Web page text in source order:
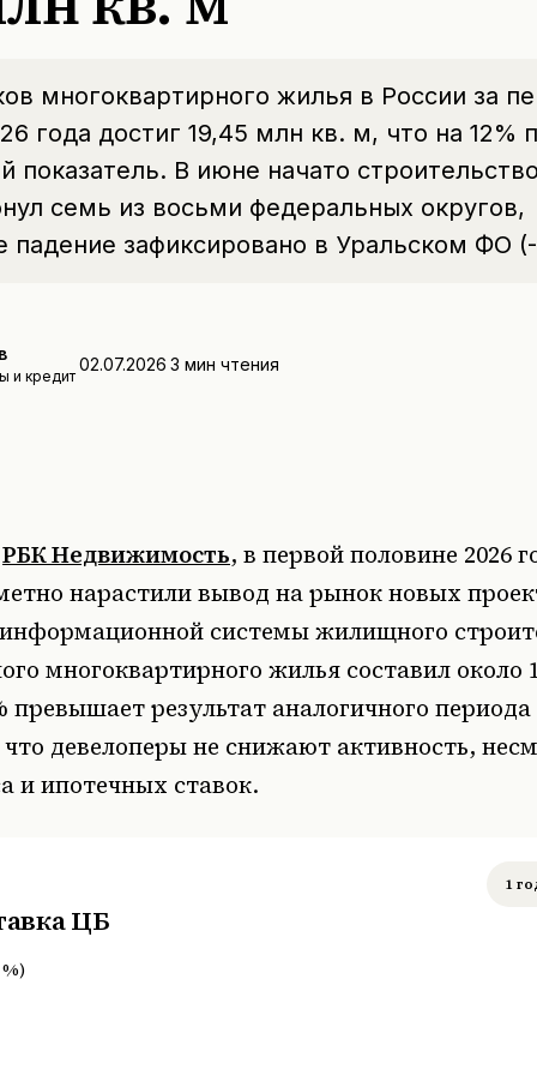
многоквартирного жилья в России за
года достиг 19,45 млн кв. м, что на 12%
показатель. В июне начато
семь из восьми федеральных округов,
падение зафиксировано в Уральском ФО
и кредит
02.07.2026 3 мин чтения
РБК Недвижимость, в первой половине 2026
нарастили вывод на рынок новых
системы жилищного
многоквартирного жилья составил около
превышает результат аналогичного
девелоперы не снижают активность,
и ипотечных ставок.
ЦБ
%)
1